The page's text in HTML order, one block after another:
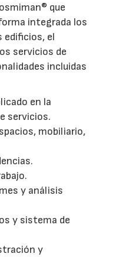
que
integrada los
edificios, el
servicios de
incluidas
en la
servicios.
mobiliario,
y análisis
y sistema de
y